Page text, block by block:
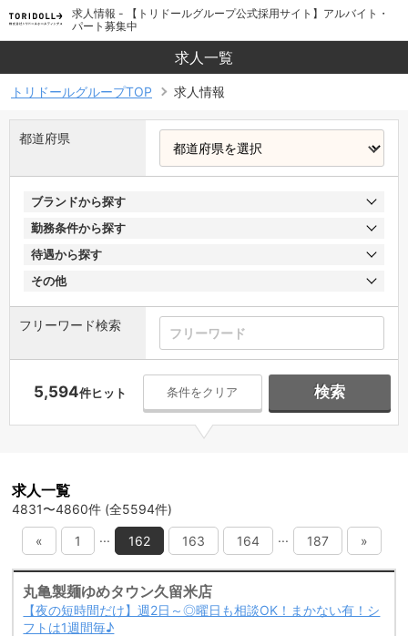
求人情報 - 【トリドールグループ公式採用サイト】アルバイト・
パート募集中
求人一覧
トリドールグループTOP 求人情報
都道府県
ブランドから探す
勤務条件から探す
待遇から探す
その他
フリーワード検索
5,594件ヒット 条件をクリア 検索
求人一覧
4831〜4860件 (全5594件)
« 1 ... 162 163 164 ... 187 »
丸亀製麺ゆめタウン久留米店
【夜の短時間だけ】週2日～◎曜日も相談OK！まかない有！シ
フトは1週間毎♪